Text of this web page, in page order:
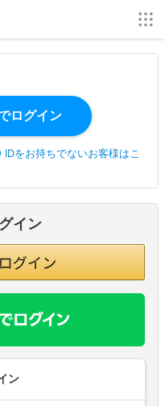
をお持ちでないお客様はこ
イン
ン